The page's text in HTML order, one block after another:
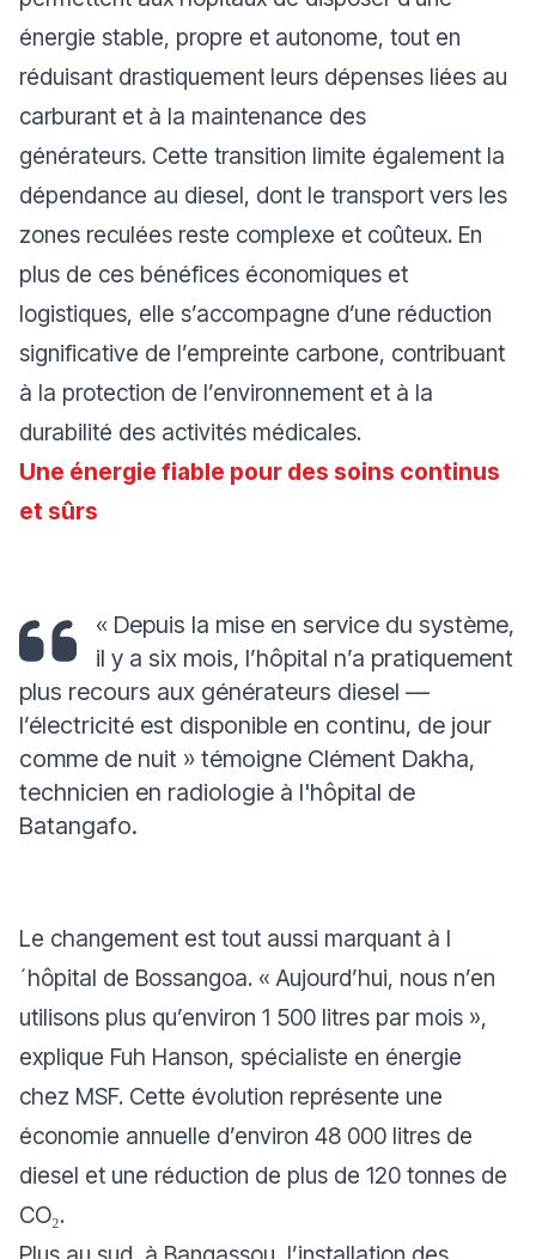
énergie stable, propre et autonome, tout en
réduisant drastiquement leurs dépenses liées au
carburant et à la maintenance des
générateurs. Cette transition limite également la
dépendance au diesel, dont le transport vers les
zones reculées reste complexe et coûteux. En
plus de ces bénéfices économiques et
logistiques, elle s’accompagne d’une réduction
significative de l’empreinte carbone, contribuant
à la protection de l’environnement et à la
durabilité des activités médicales.
Une énergie fiable pour des soins continus
et sûrs
« Depuis la mise en service du système,
il y a six mois, l’hôpital n’a pratiquement
plus recours aux générateurs diesel —
l’électricité est disponible en continu, de jour
comme de nuit » témoigne Clément Dakha,
technicien en radiologie à l'hôpital de
Batangafo.
Le changement est tout aussi marquant à l
´hôpital de Bossangoa. « Aujourd’hui, nous n’en
utilisons plus qu’environ 1 500 litres par mois »,
explique Fuh Hanson, spécialiste en énergie
chez MSF. Cette évolution représente une
économie annuelle d’environ 48 000 litres de
diesel et une réduction de plus de 120 tonnes de
CO₂.